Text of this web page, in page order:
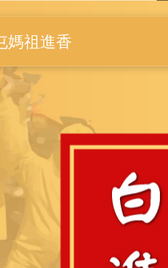
媽祖進香